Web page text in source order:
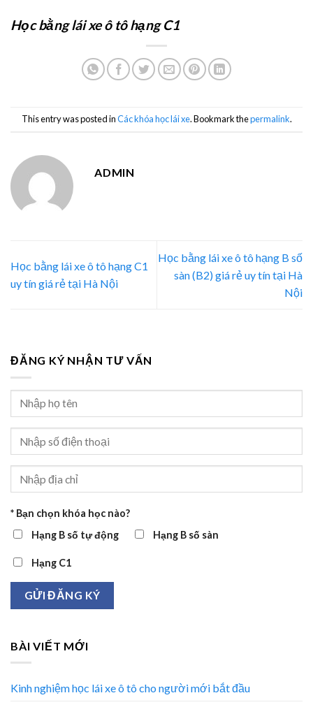
Học bằng lái xe ô tô hạng C1
This entry was posted inCác khóa học lái xe. Bookmark thepermalink.
ADMIN
Học bằng lái xe ô tô hạng C1
uy tín giá rẻ tại Hà Nội
Học bằng lái xe ô tô hạng B số
sàn (B2) giá rẻ uy tín tại Hà
Nội
ĐĂNG KÝ NHẬN TƯ VẤN
* Bạn chọn khóa học nào?
Hạng B số tự động
Hạng B số sàn
Hạng C1
BÀI VIẾT MỚI
Kinh nghiệm học lái xe ô tô cho người mới bắt đầu